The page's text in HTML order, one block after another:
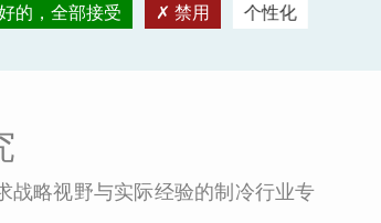
战略视野与实际经验的制冷行业专
的，全部接受 禁用 个性化